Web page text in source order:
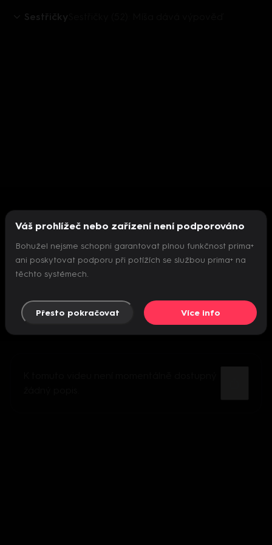
Sestřičky
Nepodařilo se inicializovat přehrávač
Váš prohlížeč nebo zařízení není podporováno
Bohužel nejsme schopni garantovat plnou funkčnost prima+
ani poskytovat podporu při potížích se službou prima+ na
těchto systémech.
Přesto pokračovat Více info